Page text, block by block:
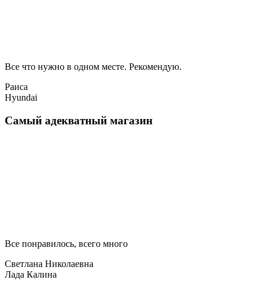
Все что нужно в одном месте. Рекомендую.
Раиса
Hyundai
Самый адекватный магазин
Все понравилось, всего много
Светлана Николаевна
Лада Калина